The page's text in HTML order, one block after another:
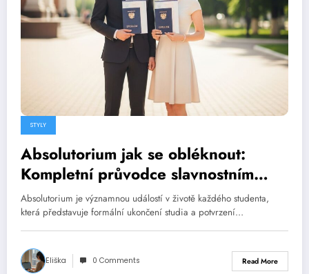
STYLY
Absolutorium jak se obléknout:
Kompletní průvodce slavnostním
vzhledem
Absolutorium je významnou událostí v životě každého studenta,
která představuje formální ukončení studia a potvrzení…
Eliška 0 Comments Read More